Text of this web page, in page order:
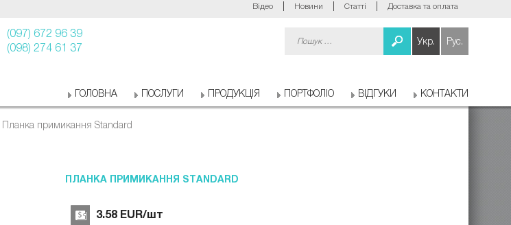
Відео Новини Статті Доставка та оплата
(097) 672 96 39
(098) 274 61 37
Укр. Рус.
ГОЛОВНА ПОСЛУГИ ПРОДУКЦІЯ ПОРТФОЛІО ВІДГУКИ КОНТАКТИ
Планка примикання Standard
ПЛАНКА ПРИМИКАННЯ STANDARD
3.58 EUR/шт